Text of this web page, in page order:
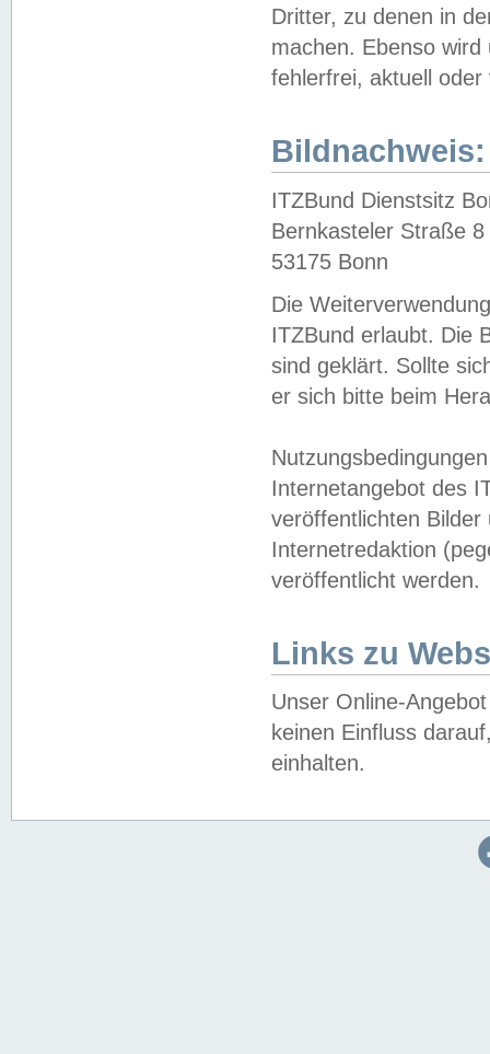
Dritter, zu denen in
machen. Ebenso
fehlerfrei, aktuell oder
Bildnachweis:
ITZBund Dienstsitz
Bernkasteler Straße 8
53175 Bonn
Die
ITZBund erlaubt. Die
sind geklärt. Sollte
er sich bitte beim
Internetangebot des
veröffentlichten
Internetredaktion
veröffentlicht werden.
Links zu
Unser Online-
keinen Einfluss
einhalten.